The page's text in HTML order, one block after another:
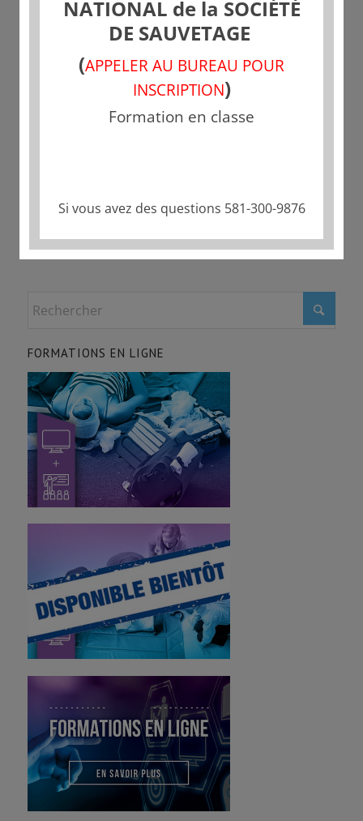
Partager cette publication
FORMATIONS EN LIGNE
NATIONAL de la SOCIÉTÉ
DE SAUVETAGE
(APPELER AU BUREAU POUR
INSCRIPTION)
Formation en classe
Si vous avez des questions 581-300-9876